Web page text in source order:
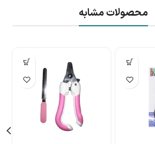
محصولات مشابه